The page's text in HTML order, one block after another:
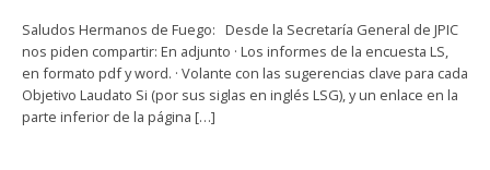
Saludos Hermanos de Fuego: Desde la Secretaría General de JPIC
nos piden compartir: En adjunto · Los informes de la encuesta LS,
en formato pdf y word. · Volante con las sugerencias clave para cada
Objetivo Laudato Si (por sus siglas en inglés LSG), y un enlace en la
parte inferior de la página […]